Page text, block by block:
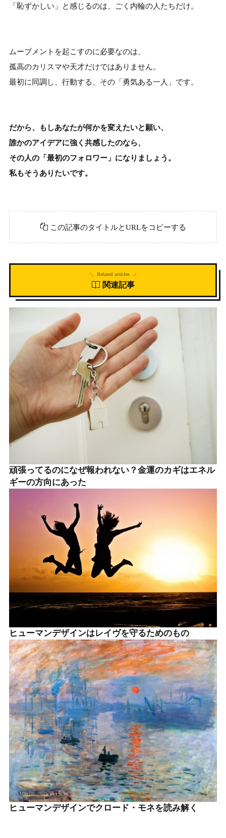
「恥ずかしい」と感じるのは、ごく内輪の人たちだけ。
ムーブメントを起こすのに必要なのは、
孤高のカリスマや天才だけではありません。
最初に同調し、行動する、その「勇気ある一人」です。
だから、もしあなたが何かを変えたいと願い、
誰かのアイデアに強く共感したのなら、
その人の「最初のフォロワー」になりましょう。
私もそうありたいです。
この記事のタイトルとURLをコピーする
関連記事
Related articles
頑張ってるのになぜ報われない？金運のカギはエネル
ギーの方向にあった
ヒューマンデザインはレイヴを守るためのもの
ヒューマンデザインでクロード・モネを読み解く